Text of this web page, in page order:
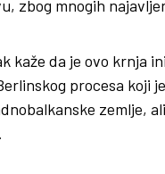
zbog mnogih
kaže da je ovo krnja
procesa koji
zemlje,